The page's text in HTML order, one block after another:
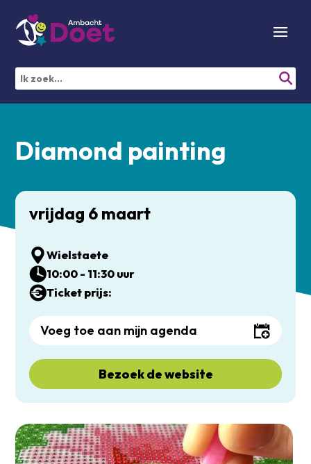
Diamond painting
vrijdag 6 maart
Wielstaete
10:00 - 11:30 uur
Ticket prijs:
Voeg toe aan mijn agenda
Bezoek de website